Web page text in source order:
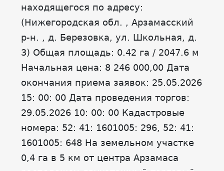
находящегося по адресу:
(Нижегородская обл. , Арзамасский
р-н. , д. Березовка, ул. Школьная, д.
3) Общая площадь: 0.42 га / 2047.6 м
Начальная цена: 8 246 000,00 Дата
окончания приема заявок: 25.05.2026
15: 00: 00 Дата проведения торгов:
29.05.2026 10: 00: 00 Кадастровые
номера: 52: 41: 1601005: 296, 52: 41:
1601005: 648 На земельном участке
0,4 га в 5 км от центра Арзамаса